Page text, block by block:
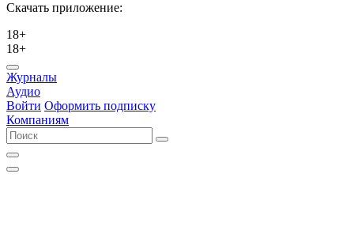
Скачать приложение:
18+
18+
Журналы
Аудио
Войти Оформить подписку
Компаниям